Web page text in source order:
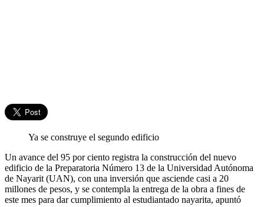
Ya se construye el segundo edificio
Un avance del 95 por ciento registra la construcción del nuevo
edificio de la Preparatoria Número 13 de la Universidad Autónoma
de Nayarit (UAN), con una inversión que asciende casi a 20
millones de pesos, y se contempla la entrega de la obra a fines de
este mes para dar cumplimiento al estudiantado nayarita, apuntó